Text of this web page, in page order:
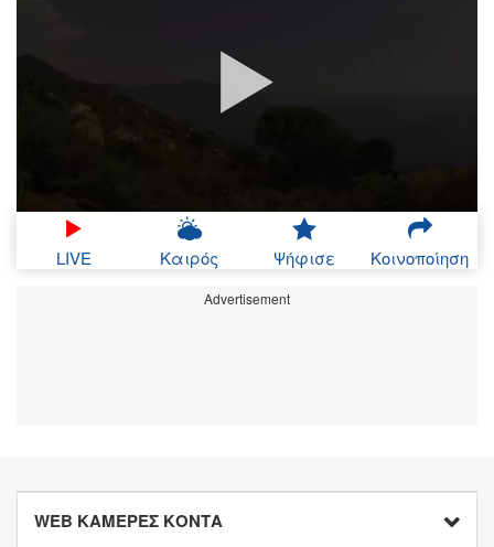
LIVE Καιρός Ψήφισε Κοινοποίηση
Advertisement
WEB ΚΑΜΕΡΕΣ ΚΟΝΤΑ